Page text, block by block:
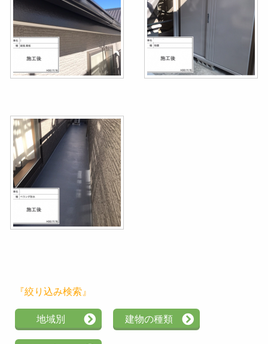
『絞り込み検索』
地域別 建物の種類